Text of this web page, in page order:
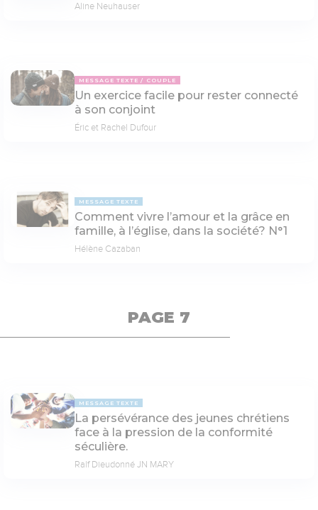
Aline Neuhauser
MESSAGE TEXTE COUPLE
Un exercice facile pour rester connecté
à son conjoint
Éric et Rachel Dufour
MESSAGE TEXTE
Comment vivre l’amour et la grâce en
famille, à l’église, dans la société? N°1
Hélène Cazaban
PAGE 7
MESSAGE TEXTE
La persévérance des jeunes chrétiens
face à la pression de la conformité
séculière.
Ralf Dieudonné JN MARY